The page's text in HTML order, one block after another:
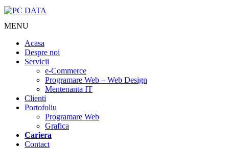
MENU
Acasa
Despre noi
Servicii
e-Commerce
Programare Web – Web Design
Mentenanta IT
Clienti
Portofoliu
Programare Web
Grafica
Cariera
Contact